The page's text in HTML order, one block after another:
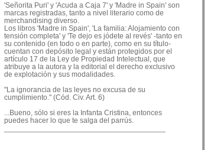
'Señorita Puri' y 'Acuda a Caja 7' y 'Madre in Spain' son
marcas registradas, tanto a nivel literario como de
merchandising diverso.
Los libros 'Madre in Spain', 'La familia: Alojamiento con
tensión completa' y 'Te dejo es jódete al revés' -tanto en
su contenido (en todo o en parte), como en su título-
cuentan con depósito legal y están protegidos por el
artículo 17 de la Ley de Propiedad Intelectual, que
atribuye a la autora y la editorial el derecho exclusivo
de explotación y sus modalidades.
"La ignorancia de las leyes no excusa de su
cumplimiento." (Cód. Civ. Art. 6)
...Bueno, sólo si eres la Infanta Cristina, entonces
puedes hacer lo que te salga del parrús.